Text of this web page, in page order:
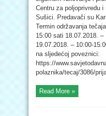
Centru za poljoprivredu
Sušici. Predavači su
Termin održavanja
15:00 sati 18.07.2018. –
19.07.2018. – 10:00-
na sljedećoj poveznici:
https://
polaznika/tecaj/3086/
Read More »